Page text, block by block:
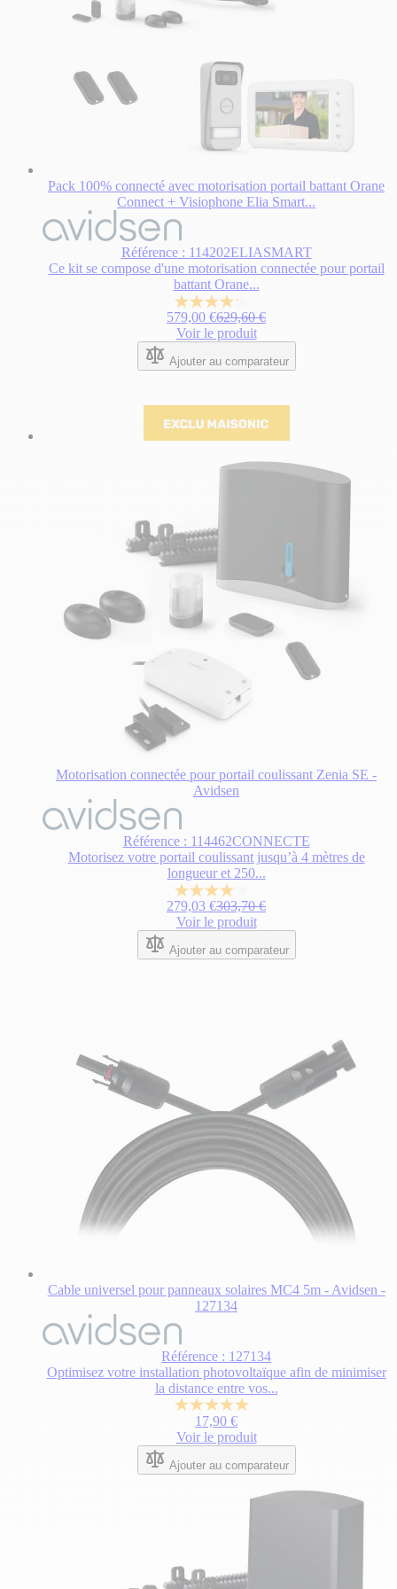
Pack 100% connecté avec motorisation portail battant Orane
Connect + Visiophone Elia Smart...
dépend
des
options
choisies
sur
la
page
du
Référence : 114202ELIASMART
Ce kit se compose d'une motorisation connectée pour portail
battant Orane...
4.2
sur
5
étoiles.
42
579,00 € Prix normal
629,60 €
Voir le produit
Ajouter au comparateur
Motorisation connectée pour portail coulissant Zenia SE -
Avidsen
dépend
des
options
choisies
sur
la
page
du
Référence : 114462CONNECTE
Motorisez votre portail coulissant jusqu’à 4 mètres de
longueur et 250...
4.1
sur
5
étoiles.
15
279,03 € Prix normal
303,70 €
Voir le produit
Ajouter au comparateur
Cable universel pour panneaux solaires MC4 5m - Avidsen -
127134
Référence : 127134
Optimisez votre installation photovoltaïque afin de minimiser
la distance entre vos...
5.0
sur
5
étoiles.
1
17,90 €
Voir le produit
Ajouter au comparateur